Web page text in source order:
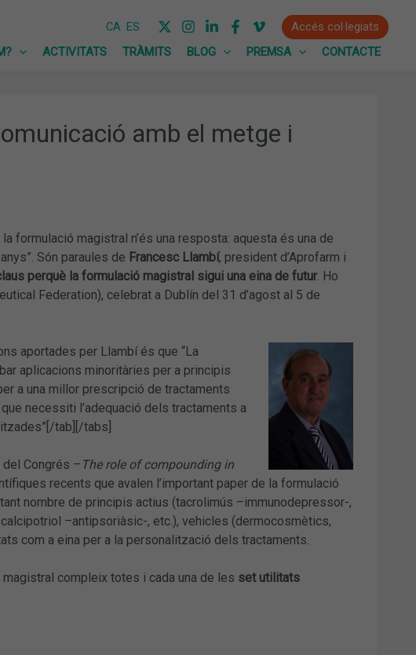
CA ES
Accés col·legiats
ACTIVITATS TRÀMITS BLOG PREMSA CONTACTE
amb el metge i
formulació magistral n’és una resposta: aquesta és una de
Són paraules de Francesc Llambí, president d’Aprofarm i
perquè la formulació magistral sigui una eina de futur. Ho
Federation), celebrat a Dublín del 31 d’agost al 5 de
aportades per Llambí és que “La
aplicacions minoritàries per a principis
a una millor prescripció de tractaments
necessiti l’adequació dels tractaments a
tab][/tabs]
Congrés – The role of compounding in
recents que avalen l’important paper de la formulació
nombre de principis actius (tacrolimús –immunodepressor-,
–antipsoriàsic-, etc.), vehicles (dermocosmètics,
com a eina per a la personalització dels tractaments.
compleix totes i cada una de les set utilitats